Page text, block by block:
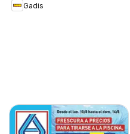
Gadis